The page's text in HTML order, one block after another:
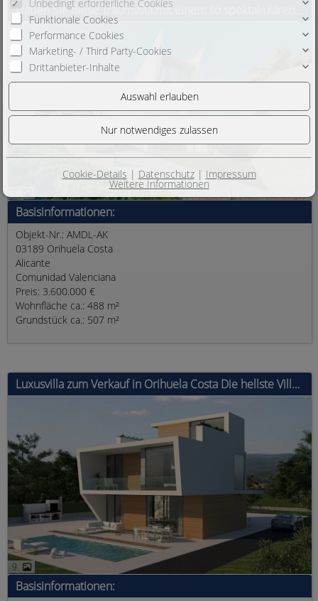
Basisinformationen:
Objekt-Nr.: AMDL-AK
03189 Orihuela Costa
Alicante
Comunidad Valenciana
Preis: 3.600.000 €
Wohnfläche ca.: 488 m²
Grundstück ca.: 507 m²
Luxusvilla zum Verkauf in Orihuela Costa Die hellste Villa in Dehesa de Campoamor, mit einem der schönsten und geräumigsten Gärten, mit Son
9
Basisinformationen:
Unbedingt erforderliche Cookies
Funktionale Cookies
Performance Cookies
Marketing- / Third Party-Cookies
Drittanbieter-Inhalte
Cookie-Details | Datenschutz| Impressum
Weitere Informationen